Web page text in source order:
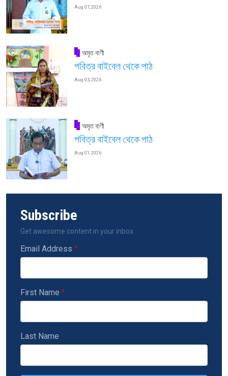
Aug 07, 2026
অমৃত বাণী
পবিত্র বাইবেল থেকে পাঠ
Aug 03, 2026
অমৃত বাণী
পবিত্র বাইবেল থেকে পাঠ
Aug 01, 2026
Subscribe
Get awesome content in your inbox.
Email Address
First Name
Last Name